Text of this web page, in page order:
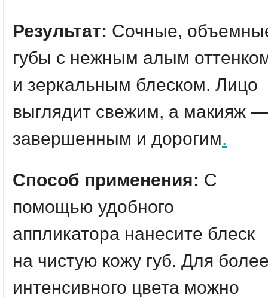
Результат: Сочные,
губы с нежным алым
и зеркальным блеском. Лицо
выглядит свежим, а макияж —
завершенным и дорогим.
Способ применения: С
помощью удобного
аппликатора нанесите блеск
на чистую кожу губ. Для
интенсивного цвета можно